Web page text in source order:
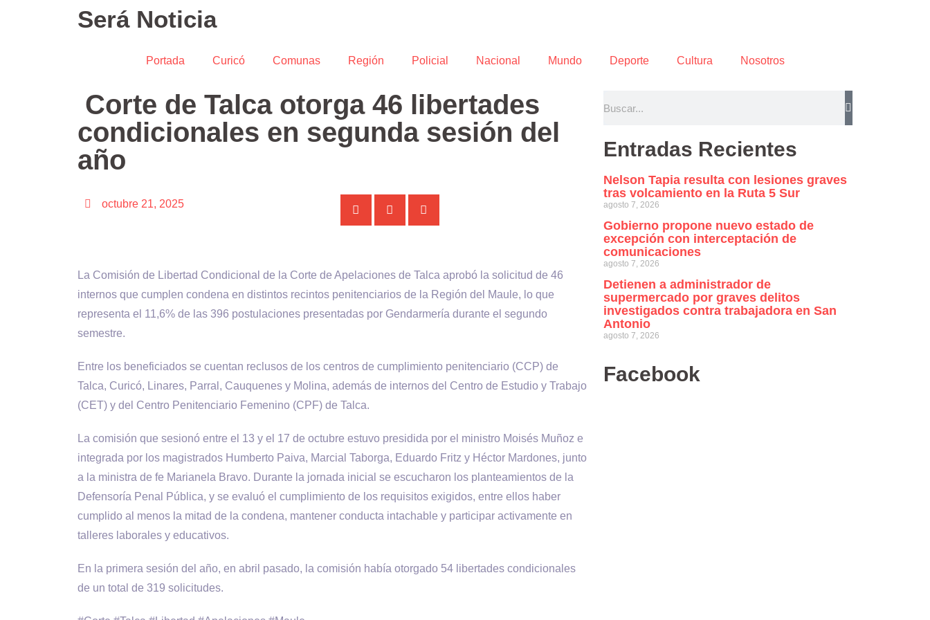
Será Noticia
Portada Curicó Comunas Región Policial Nacional Mundo Deporte Cultura Nosotros
Corte de Talca otorga 46 libertades
condicionales en segunda sesión del
año
octubre 21, 2025
La Comisión de Libertad Condicional de la Corte de Apelaciones de Talca aprobó la solicitud de 46
internos que cumplen condena en distintos recintos penitenciarios de la Región del Maule, lo que
representa el 11,6% de las 396 postulaciones presentadas por Gendarmería durante el segundo
semestre.
Entre los beneficiados se cuentan reclusos de los centros de cumplimiento penitenciario (CCP) de
Talca, Curicó, Linares, Parral, Cauquenes y Molina, además de internos del Centro de Estudio y Trabajo
(CET) y del Centro Penitenciario Femenino (CPF) de Talca.
La comisión que sesionó entre el 13 y el 17 de octubre estuvo presidida por el ministro Moisés Muñoz e
integrada por los magistrados Humberto Paiva, Marcial Taborga, Eduardo Fritz y Héctor Mardones, junto
a la ministra de fe Marianela Bravo. Durante la jornada inicial se escucharon los planteamientos de la
Defensoría Penal Pública, y se evaluó el cumplimiento de los requisitos exigidos, entre ellos haber
cumplido al menos la mitad de la condena, mantener conducta intachable y participar activamente en
talleres laborales y educativos.
En la primera sesión del año, en abril pasado, la comisión había otorgado 54 libertades condicionales
de un total de 319 solicitudes.
Entradas Recientes
Nelson Tapia resulta con lesiones graves
tras volcamiento en la Ruta 5 Sur
agosto 7, 2026
Gobierno propone nuevo estado de
excepción con interceptación de
comunicaciones
agosto 7, 2026
Detienen a administrador de
supermercado por graves delitos
investigados contra trabajadora en San
Antonio
agosto 7, 2026
Facebook